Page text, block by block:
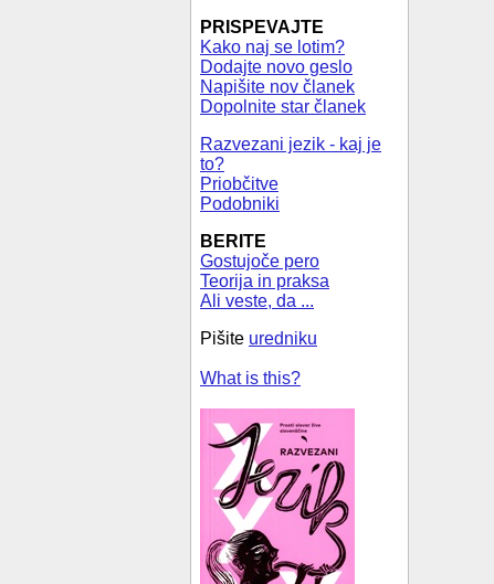
PRISPEVAJTE
Kako naj se lotim?
Dodajte novo geslo
Napišite nov članek
Dopolnite star članek
Razvezani jezik - kaj je
to?
Priobčitve
Podobniki
BERITE
Gostujoče pero
Teorija in praksa
Ali veste, da ...
Pišite uredniku
What is this?